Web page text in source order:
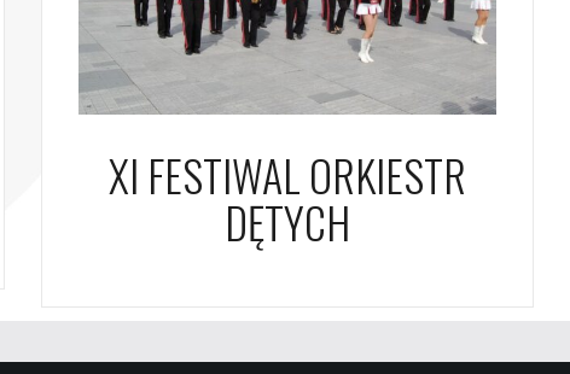
XI FESTIWAL ORKIESTR
DĘTYCH